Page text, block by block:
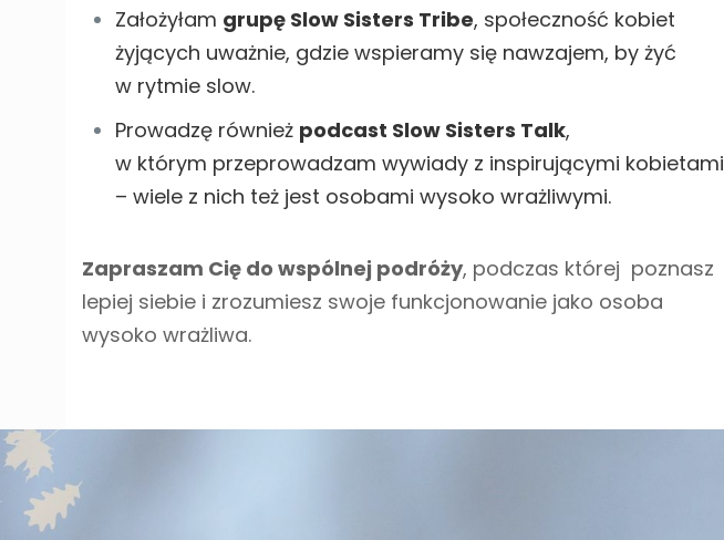
Założyłam grupę Slow Sisters Tribe, społeczność kobiet
żyjących uważnie, gdzie wspieramy się nawzajem, by żyć
w rytmie slow.
Prowadzę również podcast Slow Sisters Talk,
w którym przeprowadzam wywiady z inspirującymi kobietami
– wiele z nich też jest osobami wysoko wrażliwymi.
Zapraszam Cię do wspólnej podróży, podczas której poznasz
lepiej siebie i zrozumiesz swoje funkcjonowanie jako osoba
wysoko wrażliwa.